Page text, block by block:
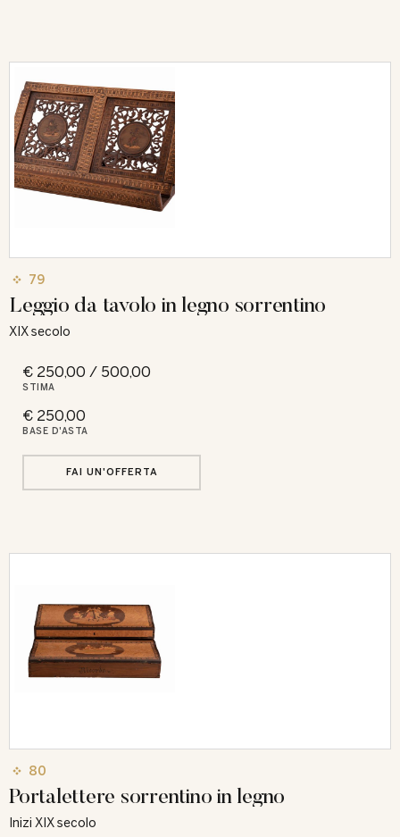
79
Leggio da tavolo in legno sorrentino
XIX secolo
€ 250,00 / 500,00
STIMA
€ 250,00
BASE D'ASTA
FAI UN'OFFERTA
80
Portalettere sorrentino in legno
Inizi XIX secolo